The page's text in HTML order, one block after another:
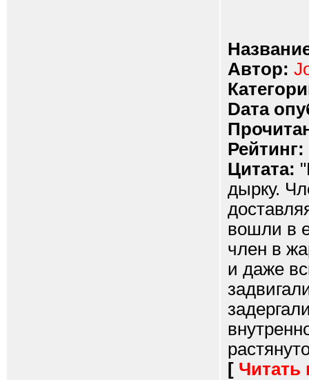
Автор:
Dата
Рейтинг:
Цитата:
дырку.
вошли в
член в
и даже
[ Читать